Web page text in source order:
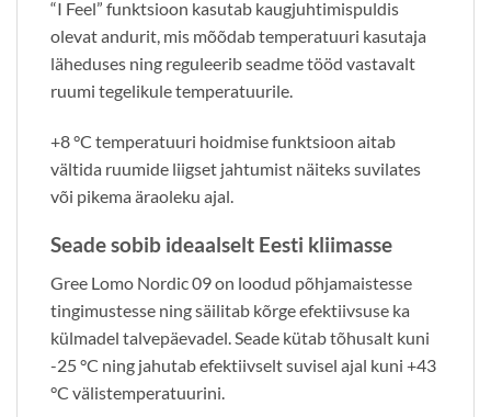
“I Feel” funktsioon kasutab kaugjuhtimispuldis
olevat andurit, mis mõõdab temperatuuri kasutaja
läheduses ning reguleerib seadme tööd vastavalt
ruumi tegelikule temperatuurile.
+8 °C temperatuuri hoidmise funktsioon aitab
vältida ruumide liigset jahtumist näiteks suvilates
või pikema äraoleku ajal.
Seade sobib ideaalselt Eesti kliimasse
Gree Lomo Nordic 09 on loodud põhjamaistesse
tingimustesse ning säilitab kõrge efektiivsuse ka
külmadel talvepäevadel. Seade kütab tõhusalt kuni
-25 °C ning jahutab efektiivselt suvisel ajal kuni +43
°C välistemperatuurini.